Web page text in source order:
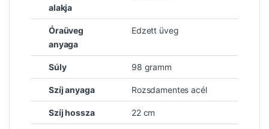
alakja
Óraüveg
anyaga
Edzett üveg
Súly 98 gramm
Szíj anyaga Rozsdamentes acél
Szíj hossza 22 cm